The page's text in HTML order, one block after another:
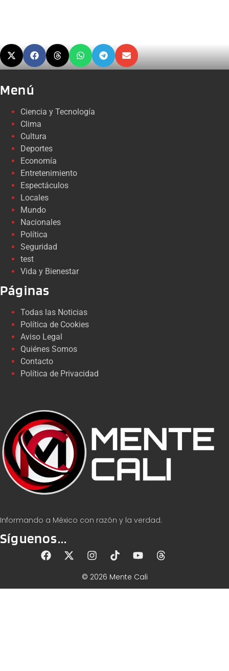
Informando a México con razón y la verdad.
Síguenos...
Menú
Ciencia y Tecnología
Clima
Cultura
Deportes
Economía
Entretenimiento
Espectáculos
Locales
Mundo
Nacionales
Política
Seguridad
test
Vida y Bienestar
Páginas
Todas las Noticias
Política de Cookies
Aviso Legal
Quiénes Somos
Contacto
Política de Privacidad
© 2026 Mente Cali